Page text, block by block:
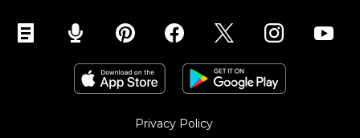
Privacy Policy